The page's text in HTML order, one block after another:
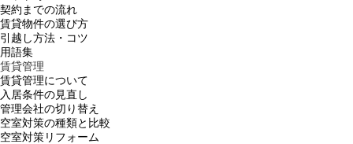
契約までの流れ
賃貸物件の選び方
引越し方法・コツ
用語集
賃貸管理
賃貸管理について
入居条件の見直し
管理会社の切り替え
空室対策の種類と比較
空室対策リフォーム